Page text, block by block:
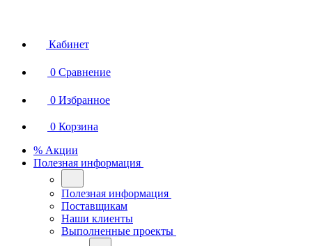
Кабинет
0 Сравнение
0 Избранное
0 Корзина
% Акции
Полезная информация
Полезная информация
Поставщикам
Наши клиенты
Выполненные проекты